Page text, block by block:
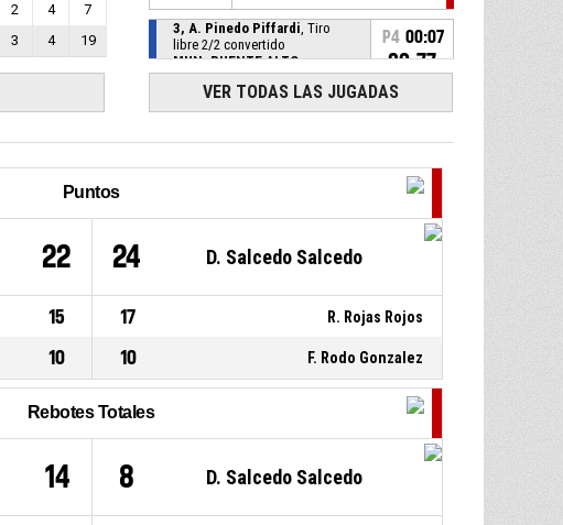
2 4
7
3 4 19
3, A. Pinedo Piffardi, Tiro
libre 2/2 convertido
MUN. PUENTE ALTO- gana
por 3
P4 00:07
80-77
MUN. PUENTE ALTO- gana
P400:07
79-77
, Entra a
00:07 8, C. Diaz Horzella
, Se retira
recibida
00:07
VER TODAS LAS JUGADAS
Puntos
22 24 D. Salcedo Salcedo
15 17 R. Rojas Rojos
10 10 F. Rodo Gonzalez
Rebotes Totales
14 8 D. Salcedo Salcedo